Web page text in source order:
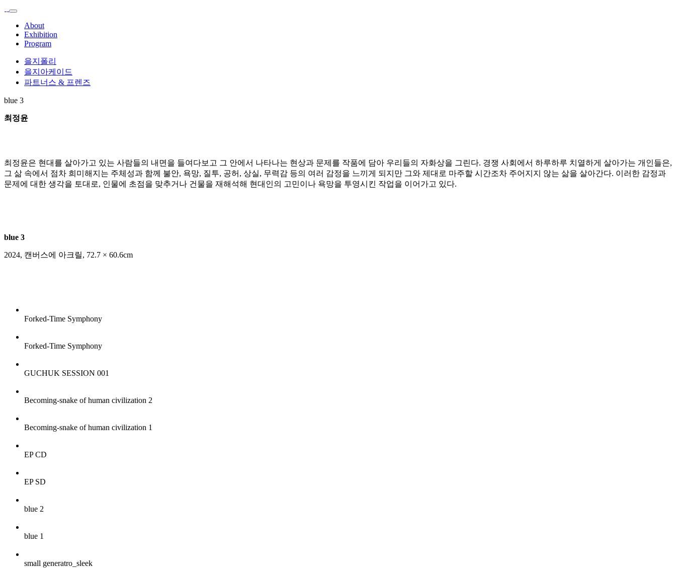
About
Exhibition
Program
을지폴리
을지아케이드
파트너스 & 프렌즈
blue 3
최정윤
최정윤은 현대를 살아가고 있는 사람들의 내면을 들여다보고 그 안에서 나타나는 현상과 문제를 작품에 담아 우리들의 자화상을 그린다. 경쟁 사회에서 하루하루 치열하게 살아가는 개인들은,
그 삶 속에서 점차 희미해지는 주체성과 함께 불안, 욕망, 질투, 공허, 상실, 무력감 등의 여러 감정을 느끼게 되지만 그와 제대로 마주할 시간조차 주어지지 않는 삶을 살아간다. 이러한 감정과
문제에 대한 생각을 토대로, 인물에 초점을 맞추거나 건물을 재해석해 현대인의 고민이나 욕망을 투영시킨 작업을 이어가고 있다.
blue 3
2024, 캔버스에 아크릴, 72.7 × 60.6cm
Forked-Time Symphony
Forked-Time Symphony
GUCHUK SESSION 001
Becoming-snake of human civilization 2
Becoming-snake of human civilization 1
EPCD
EP SD
blue 2
blue 1
small generatro_sleek